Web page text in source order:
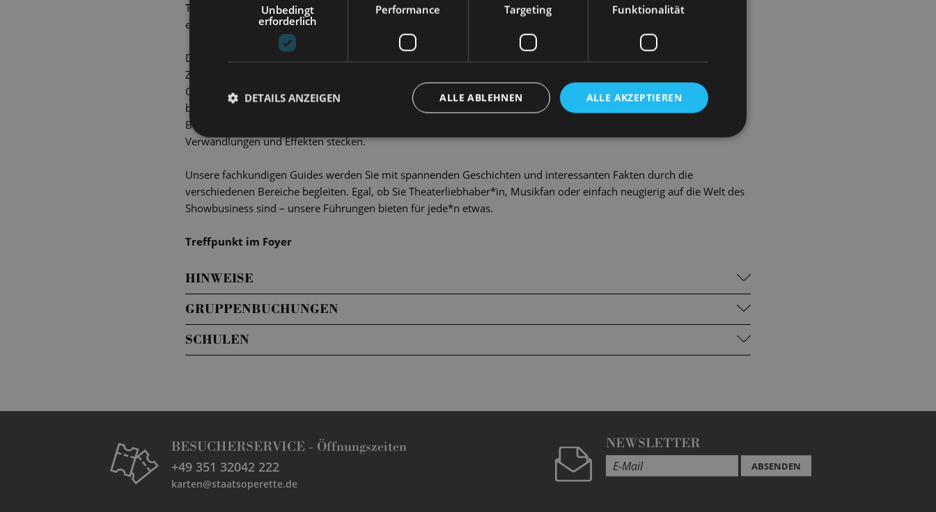
Tauchen Sie ein in die faszinierende Welt des Musiktheaters und erleben Sie im Rahmen unserer Führungen einen
einzigartigen Blick hinter die Kulissen der Staatsoperette.
Das Theatergebäude besticht durch die Verbindung aus denkmalgeschützter Industriearchitektur und modernem
Zweckbau. Die Führung beginnt im Foyer, in dem Alt- und Neubau verbunden sind. Hier erfahren Sie alles über die
Geschichte des ehemaligen Kraftwerks und besuchen anschließend unseren großen Zuschauersaal mit seinen
beeindruckenden akustischen Möglichkeiten. Den Höhepunkt der Führung bildet zum Abschluss der Besuch der
Bühne: Entdecken Sie unsere Bühnenbilder und die technischen Vorgänge, die hinter den spektakulären
Verwandlungen und Effekten stecken.
Unsere fachkundigen Guides werden Sie mit spannenden Geschichten und interessanten Fakten durch die
verschiedenen Bereiche begleiten. Egal, ob Sie Theaterliebhaber*in, Musikfan oder einfach neugierig auf die Welt des
Showbusiness sind – unsere Führungen bieten für jede*n etwas.
Treffpunkt im Foyer
HINWEISE
GRUPPENBUCHUNGEN
SCHULEN
BESUCHERSERVICE - Öffnungszeiten
+49 351 32042 222
karten@staatsoperette.de
NEWSLETTER
ABSENDEN
Unbedingt
erforderlich
Performance Targeting Funktionalität
ALLE AKZEPTIEREN
ALLE ABLEHNEN
DETAILS ANZEIGEN